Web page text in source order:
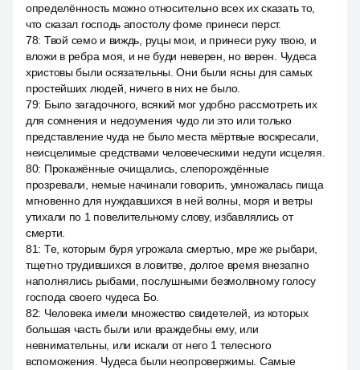
определённость можно относительно всех их сказать то,
что сказал господь апостолу фоме принеси перст.
78: Твой семо и виждь, руцы мои, и принеси руку твою, и
вложи в ребра моя, и не буди неверен, но верен. Чудеса
христовы были осязательны. Они были ясны для самых
простейших людей, ничего в них не было.
79: Было загадочного, всякий мог удобно рассмотреть их
для сомнения и недоумения чудо ли это или только
представление чуда не было места мёртвые воскресали,
неисцелимые средствами человеческими недуги исцеляя.
80: Прокажённые очищались, слепорождённые
прозревали, немые начинали говорить, умножалась пища
мгновенно для нуждавшихся в ней волны, моря и ветры
утихали по 1 повелительному слову, избавлялись от
смерти.
81: Те, которым буря угрожала смертью, мре же рыбари,
тщетно трудившихся в ловитве, долгое время внезапно
наполнялись рыбами, послушными безмолвному голосу
господа своего чудеса Бо.
82: Человека имели множество свидетелей, из которых
большая часть были или враждебны ему, или
невнимательны, или искали от него 1 телесного
вспоможения. Чудеса были неопровержимы. Самые